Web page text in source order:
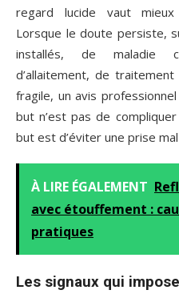
regard lucide vaut mieux
Lorsque le doute persiste,
installés, de maladie
d’allaitement, de
fragile, un avis
but n’est pas de
but est d’éviter une prise
À LIRE ÉGALEMENT
avec étouffement :
pratiques
Les signaux qui